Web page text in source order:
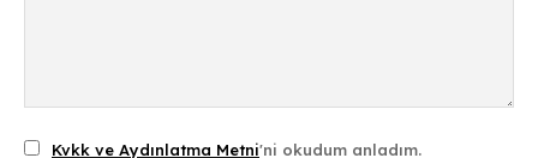
Kvkk ve Aydınlatma Metni'ni okudum anladım.